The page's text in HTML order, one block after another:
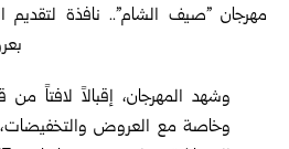
وشهد المهرجان، إقبالاً لافتاً من
وخاصة مع العروض والتخفيضات،